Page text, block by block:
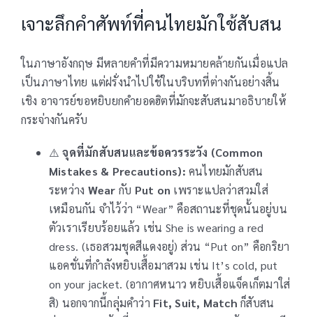
เจาะลึกคำศัพท์ที่คนไทยมักใช้สับสน
ในภาษาอังกฤษ มีหลายคำที่มีความหมายคล้ายกันเมื่อแปล
เป็นภาษาไทย แต่ฝรั่งนำไปใช้ในบริบทที่ต่างกันอย่างสิ้น
เชิง อาจารย์ขอหยิบยกคำยอดฮิตที่มักจะสับสนมาอธิบายให้
กระจ่างกันครับ
⚠️จุดที่มักสับสนและข้อควรระวัง (Common
Mistakes & Precautions): คนไทยมักสับสน
ระหว่าง Wear กับ Put on เพราะแปลว่าสวมใส่
เหมือนกัน จำไว้ว่า “Wear” คือสถานะที่ชุดนั้นอยู่บน
ตัวเราเรียบร้อยแล้ว เช่น She is wearing a red
dress. (เธอสวมชุดสีแดงอยู่) ส่วน “Put on” คือกริยา
แอคชั่นที่กำลังหยิบเสื้อมาสวม เช่น It’s cold, put
on your jacket. (อากาศหนาว หยิบเสื้อแจ็คเก็ตมาใส่
สิ) นอกจากนี้กลุ่มคำว่า Fit, Suit, Match ก็สับสน